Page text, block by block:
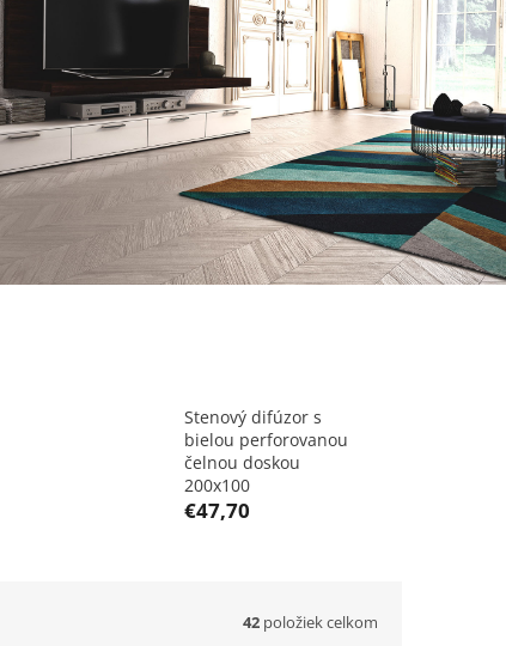
Stenový difúzor s
bielou perforovanou
čelnou doskou
200x100
€47,70
42položiek celkom